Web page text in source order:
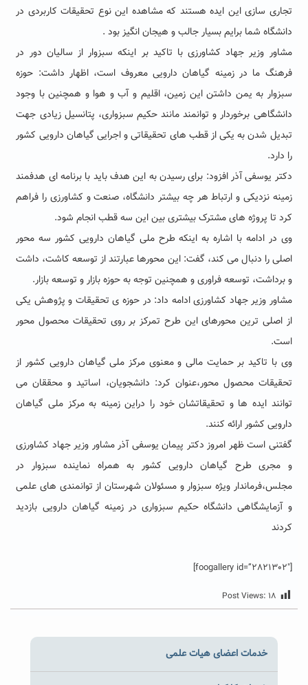
تجاری سازی این ایده هستند که مشاهده این نوع تحقیقات کاربردی در
دانشگاه شما برایم بسیار جالب و هیجان انگیز بود .
مشاور وزیر جهاد کشاورزی با تاکید بر اینکه سبزوار از سالیان دور در
فرهنگ ما در زمینه گیاهان دارویی معروف است، اظهار داشت: حوزه
سبزوار به یمن داشتن این زمین، اقلیم و آب و هوا و همچنین با وجود
دانشگاهی برخوردار و توانمند مانند حکیم سبزواری، پتانسیل زیادی جهت
تبدیل شدن به یکی از قطب های تحقیقاتی و اجرایی گیاهان دارویی کشور
را دارد.
دکتر یوسفی آذر افزود: برای رسیدن به این هدف باید با برنامه ای هدفمند
زمینه نزدیکی و ارتباط هر چه بیشتر دانشگاه، صنعت و کشاورزی را فراهم
کرد تا پروژه های مشترک بیشتری بین این سه قطب انجام شود.
وی در ادامه با اشاره به اینکه طرح ملی گیاهان دارویی کشور سه محور
اصلی را دنبال می کند، گفت: این محورها عبارتند از توسعه کاشت، داشت
و برداشت، توسعه فراوری و همچنین توجه به حوزه بازار و توسعه بازار.
مشاور وزیر جهاد کشاورزی ادامه داد: در حوزه ی تحقیقات و پژوهش یکی
از اصلی ترین محورهای این طرح تمرکز بر روی تحقیقات محصول محور
است.
وی با تاکید بر حمایت مالی و معنوی مرکز ملی گیاهان دارویی کشور از
تحقیقات محصول محور،عنوان کرد: دانشجویان، اساتید و محققان می
توانند ایده ها و تحقیقاتشان خود را دراین زمینه به مرکز ملی گیاهان
دارویی کشور ارائه کنند.
گفتنی است ظهر امروز دکتر پیمان یوسفی آذر مشاور وزیر جهاد کشاورزی
و مجری طرح گیاهان دارویی کشور به همراه نماینده سبزوار در
مجلس،فرماندار ویژه سبزوار و مسئولان شهرستان از توانمندی های علمی
و آزمایشگاهی دانشگاه حکیم سبزواری در زمینه گیاهان دارویی بازدید
کردند
[foogallery id=”2821302″]
Post Views: ۱۸
خدمات اعضای هیات علمی